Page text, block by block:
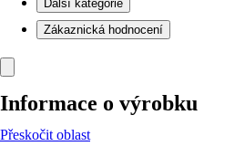
Další kategorie
Zákaznická hodnocení
Informace o výrobku
Přeskočit oblast